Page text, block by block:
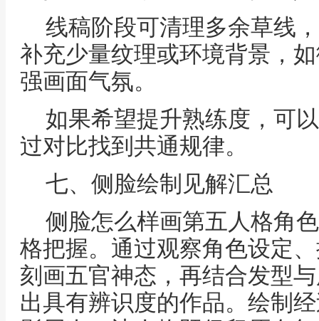
线稿阶段可清理多余草线
补充少量纹理或环境背景，
强画面气氛。
如果希望提升熟练度，可
过对比找到共通规律。
七、侧脸绘制见解汇总
侧脸怎么样画第五人格角
格把握。通过观察角色设定
刻画五官神态，再结合发型
出具有辨识度的作品。绘制